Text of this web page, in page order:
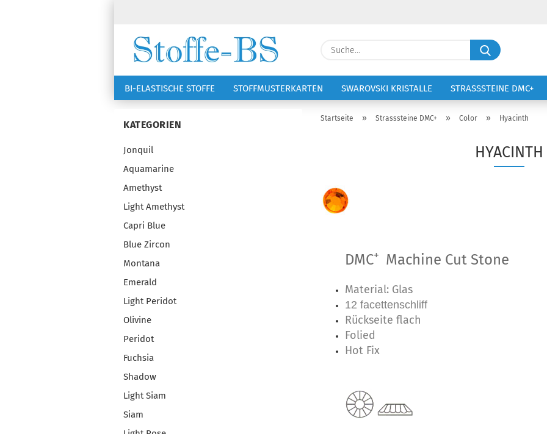
Lieferland Suche...
BI-ELASTISCHE STOFFE STOFFMUSTERKARTEN SWAROVSKI KRISTALLE STRASSSTEINE DMC+
VOLTIGIERANZÜGE STICKEREI
Startseite » Strasssteine DMC+ » Color » Hyacinth
HYACINTH
DMC+ Machine Cut Stone
Material: Glas
12 facettenschliff
Rückseite flach
Folied
Hot Fix
KATEGORIEN
Jonquil
Aquamarine
Amethyst
Light Amethyst
Capri Blue
Blue Zircon
Montana
Emerald
Light Peridot
Olivine
Peridot
Fuchsia
Shadow
Light Siam
Siam